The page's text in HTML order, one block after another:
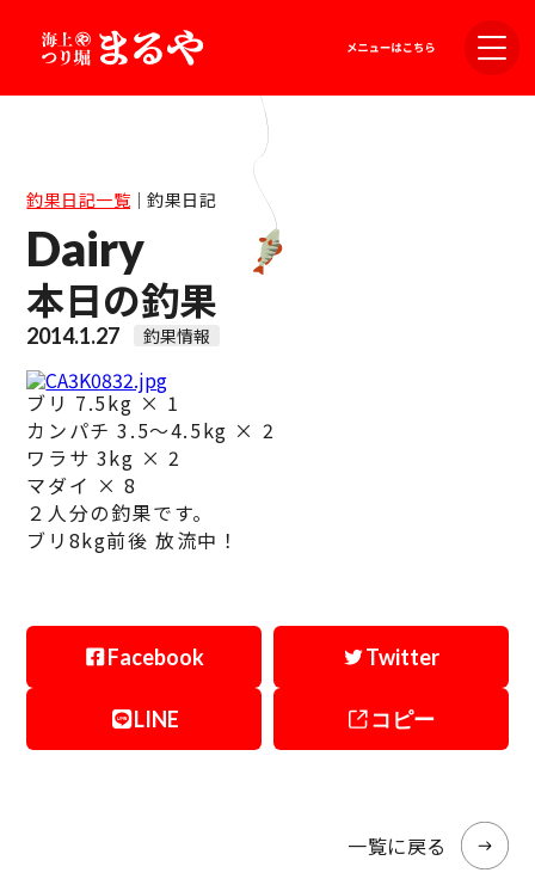
釣果日記一覧｜釣果日記
Dairy
本日の釣果
2014.1.27 釣果情報
ブリ 7.5kg × 1
カンパチ 3.5〜4.5kg × 2
ワラサ 3kg × 2
マダイ × 8
２人分の釣果です。
ブリ8kg前後 放流中！
Facebook Twitter
LINE コピー
一覧に戻る